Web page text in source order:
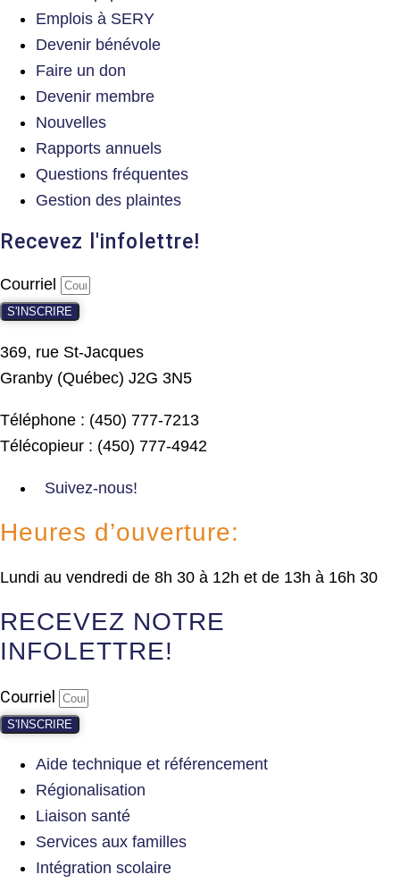
Emplois à SERY
Devenir bénévole
Faire un don
Devenir membre
Nouvelles
Rapports annuels
Questions fréquentes
Gestion des plaintes
Recevez l'infolettre!
Courriel
S'INSCRIRE
369, rue St-Jacques
Granby (Québec) J2G 3N5
Téléphone : (450) 777-7213
Télécopieur : (450) 777-4942
Suivez-nous!
Heures d’ouverture:
Lundi au vendredi de 8h 30 à 12h et de 13h à 16h 30
RECEVEZ NOTRE
INFOLETTRE!
Courriel
S'INSCRIRE
Aide technique et référencement
Régionalisation
Liaison santé
Services aux familles
Intégration scolaire